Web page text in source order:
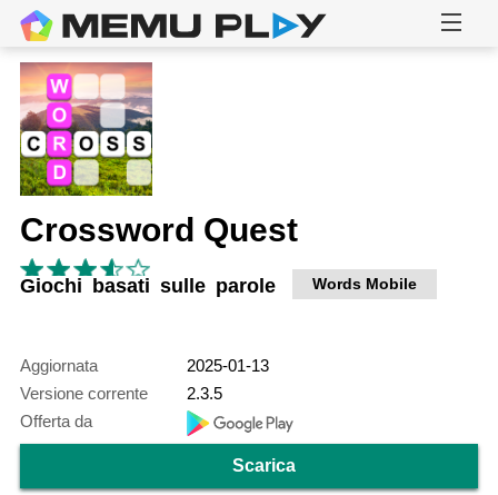
Crossword Quest
Giochi basati sulle parole Words Mobile
Aggiornata
2025-01-13
Versione corrente
2.3.5
Offerta da
Scarica